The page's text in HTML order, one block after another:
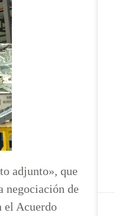
adjunto», que
negociación de
el Acuerdo